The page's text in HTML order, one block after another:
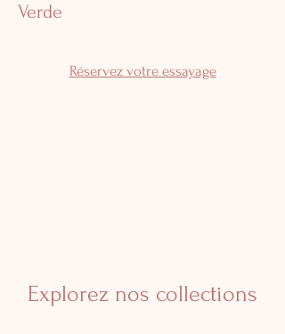
Verde
Réservez votre essayage
Explorez nos collections